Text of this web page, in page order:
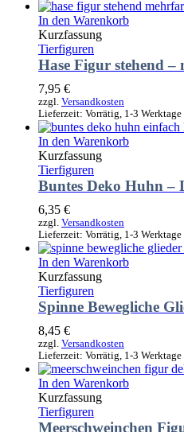
In den Warenkorb
Kurzfassung
Tierfiguren
Hase Figur stehend
7,95 €
zzgl. Versandkosten
Lieferzeit: Vorrätig, 1-3 Werktage
In den Warenkorb
Kurzfassung
Tierfiguren
Buntes Deko Huhn –
6,35 €
zzgl. Versandkosten
Lieferzeit: Vorrätig, 1-3 Werktage
In den Warenkorb
Kurzfassung
Tierfiguren
Spinne Bewegliche
8,45 €
zzgl. Versandkosten
Lieferzeit: Vorrätig, 1-3 Werktage
In den Warenkorb
Kurzfassung
Tierfiguren
Meerschweinchen